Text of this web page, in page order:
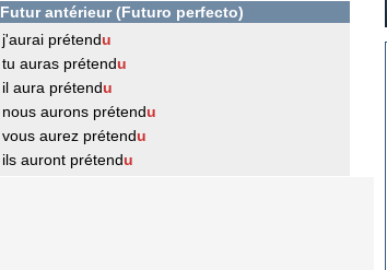
Futur antérieur (Futuro perfecto)
j'aurai prétendu
tu auras prétendu
il aura prétendu
nous aurons prétendu
vous aurez prétendu
ils auront prétendu